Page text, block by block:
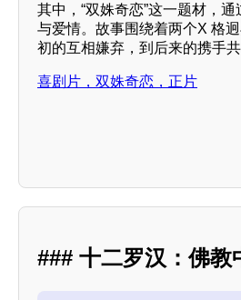
其中，“双姝奇恋”这一题材，
与爱情。故事围绕着两个X 格
初的互相嫌弃，到后来的携手
喜剧片，双姝奇恋，正片
### 十二罗汉：佛教